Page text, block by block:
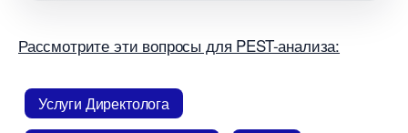
Рассмотрите эти вопросы для PEST-анализа:
Услуги Директолога